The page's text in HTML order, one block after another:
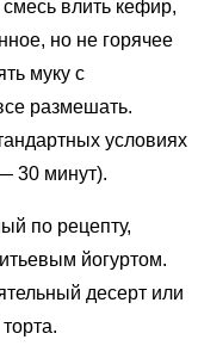
влить кефир,
но не горячее
муку с
размешать.
условиях
30 минут).
по рецепту,
йогуртом.
десерт или